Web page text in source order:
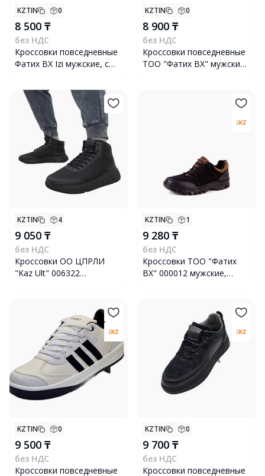
KZTIN 0
8 500 ₸
без НДС
Кроссовки повседневные
Фатих ВХ Izi мужские, с
материала, размер 42
KZTIN 0
8 900 ₸
без НДС
Кроссовки повседневные
ТОО "Фатих ВХ" мужские,
KZTIN 4
9 050 ₸
без НДС
Кроссовки ОО ЦПРЛИ
"Kaz Ult" 006322
KZTIN 1
9 280 ₸
без НДС
Кроссовки ТОО "Фатих
ВХ" 000012 мужские,
KZTIN 0
9 500 ₸
без НДС
Кроссовки повседневные
KZTIN 0
9 700 ₸
без НДС
Кроссовки повседневные